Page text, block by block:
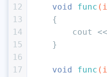
12
13
14
15
16
17
void func (
{
cout
    }
void func (